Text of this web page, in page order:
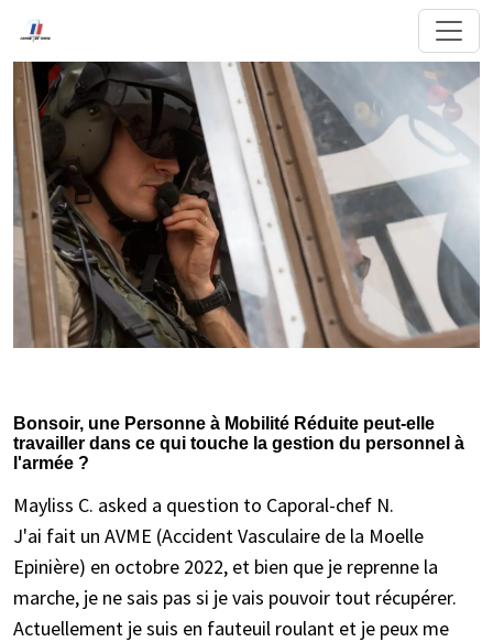
Bonsoir, une Personne à Mobilité Réduite peut-elle
travailler dans ce qui touche la gestion du personnel à
l'armée ?
Mayliss C. asked a question to Caporal-chef N.
J'ai fait un AVME (Accident Vasculaire de la Moelle
Epinière) en octobre 2022, et bien que je reprenne la
marche, je ne sais pas si je vais pouvoir tout récupérer.
Actuellement je suis en fauteuil roulant et je peux me